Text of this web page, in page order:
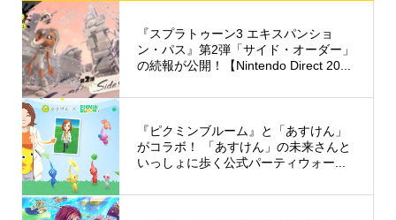
『スプラトゥーン3 エキスパンショ
ン・パス』第2弾「サイド・オーダー」
の続報が公開！【Nintendo Direct 20...
『ピクミンブルーム』と「あすけん」
がコラボ！ 「あすけん」の未来さんと
いっしょに歩く公式パーティウォー...